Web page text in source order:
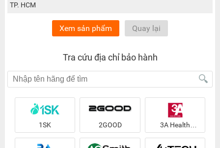
TP. HCM
Xem sản phẩm Quay lại
Tra cứu địa chỉ bảo hành
1SK 2GOOD
3A Health
Care